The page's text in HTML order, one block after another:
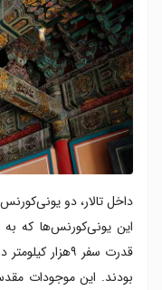
داخل تالار، دو
این یونی‌کورنس‌ها که
قدرت سفر
بودند. این موجودات